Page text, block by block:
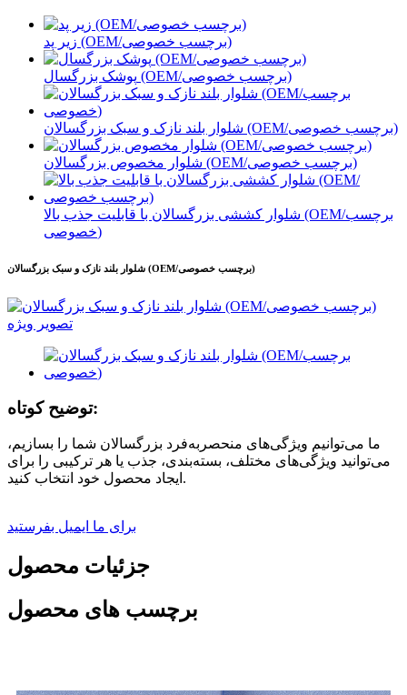
زیر پد (OEM/برچسب خصوصی)
پوشک بزرگسال (OEM/برچسب خصوصی)
شلوار بلند نازک و سبک بزرگسالان (OEM/برچسب خصوصی)
شلوار مخصوص بزرگسالان (OEM/برچسب خصوصی)
شلوار کششی بزرگسالان با قابلیت جذب بالا (OEM/برچسب
خصوصی)
شلوار بلند نازک و سبک بزرگسالان (OEM/برچسب خصوصی)
توضیح کوتاه:
ما می‌توانیم ویژگی‌های منحصربه‌فرد بزرگسالان شما را بسازیم،
می‌توانید ویژگی‌های مختلف، بسته‌بندی، جذب یا هر ترکیبی را برای
ایجاد محصول خود انتخاب کنید.
برای ما ایمیل بفرستید
جزئیات محصول
برچسب های محصول